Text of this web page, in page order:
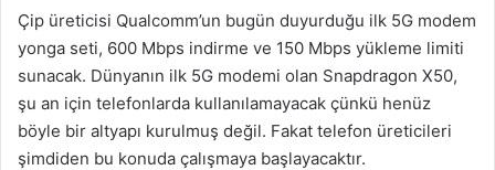
Çip üreticisi Qualcomm’un bugün duyurduğu ilk 5G modem
yonga seti, 600 Mbps indirme ve 150 Mbps yükleme limiti
sunacak. Dünyanın ilk 5G modemi olan Snapdragon X50,
şu an için telefonlarda kullanılamayacak çünkü henüz
böyle bir altyapı kurulmuş değil. Fakat telefon üreticileri
şimdiden bu konuda çalışmaya başlayacaktır.